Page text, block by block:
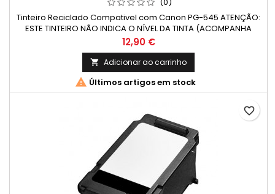
Tinteiro Reciclado Compativel com Canon PG-545 ATENÇÃO:
ESTE TINTEIRO NÃO INDICA O NÍVEL DA TINTA (ACOMPANHA
COM INSTRUÇÕES) Cor: Preto Capacidade: 6 ml Rendimento
Médio: 180 Páginas*
Preço
12,90 €
 Adicionar ao carrinho
 Últimos artigos em stock
favorite_border